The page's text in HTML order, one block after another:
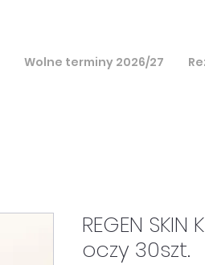
Wolne terminy 2026/27
REGEN
oczy 30szt.